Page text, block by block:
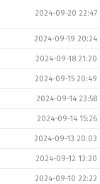
2024-09-20 22:47
2024-09-19 20:24
2024-09-18 21:20
2024-09-15 20:49
2024-09-14 23:58
2024-09-14 15:26
2024-09-13 20:03
2024-09-12 13:20
2024-09-10 22:22